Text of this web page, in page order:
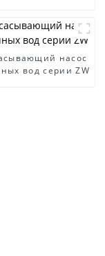
насос
вод серии ZW